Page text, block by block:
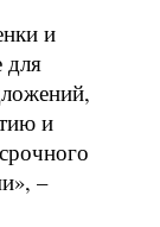
и
для
и
–